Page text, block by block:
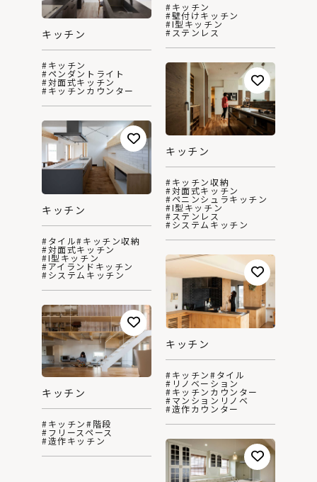
#キッチン
#壁付けキッチン
#I型キッチン
#ステンレス
キッチン
#キッチン
#ペンダントライト
#対面式キッチン
#キッチンカウンター
キッチン
#キッチン収納
#対面式キッチン
#ペニンシュラキッチン
#I型キッチン
#ステンレス
#システムキッチン
キッチン
#タイル#キッチン収納
#対面式キッチン
#I型キッチン
#アイランドキッチン
#システムキッチン
キッチン
#キッチン#タイル
#リノベーション
#キッチンカウンター
#マンションリノベ
#造作カウンター
キッチン
#キッチン#階段
#フリースペース
#造作キッチン